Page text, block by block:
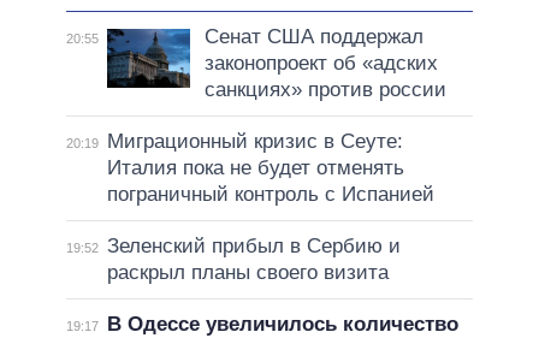
20:55
Сенат США поддержал
законопроект об «адских
санкциях» против россии
20:19
Миграционный кризис в Сеуте:
Италия пока не будет отменять
пограничный контроль с Испанией
19:52 Зеленский прибыл в Сербию и
раскрыл планы своего визита
19:17
В Одессе увеличилось количество